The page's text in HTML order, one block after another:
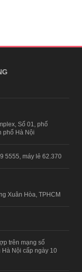
Số 01, phố
phố Hà Nội
5555, máy lẻ 62.370
Xuân Hòa, TPHCM
trên mạng số
Hà Nội cấp ngày 10